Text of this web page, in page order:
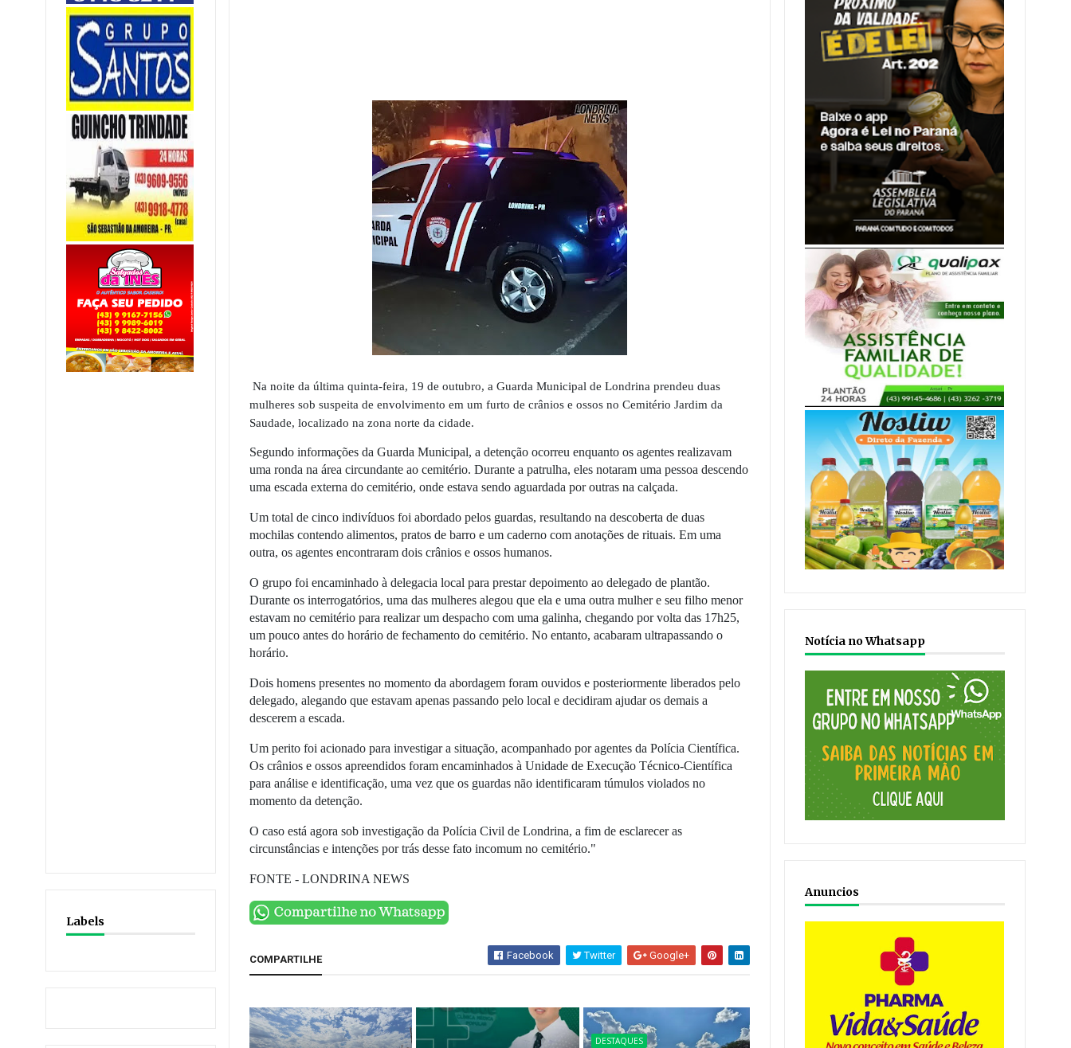
Labels
Na noite da última quinta-feira, 19 de outubro, a Guarda Municipal de Londrina prendeu duas
mulheres sob suspeita de envolvimento em um furto de crânios e ossos no Cemitério Jardim da
Saudade, localizado na zona norte da cidade.
Segundo informações da Guarda Municipal, a detenção ocorreu enquanto os agentes realizavam
uma ronda na área circundante ao cemitério. Durante a patrulha, eles notaram uma pessoa descendo
uma escada externa do cemitério, onde estava sendo aguardada por outras na calçada.
Um total de cinco indivíduos foi abordado pelos guardas, resultando na descoberta de duas
mochilas contendo alimentos, pratos de barro e um caderno com anotações de rituais. Em uma
outra, os agentes encontraram dois crânios e ossos humanos.
O grupo foi encaminhado à delegacia local para prestar depoimento ao delegado de plantão.
Durante os interrogatórios, uma das mulheres alegou que ela e uma outra mulher e seu filho menor
estavam no cemitério para realizar um despacho com uma galinha, chegando por volta das 17h25,
um pouco antes do horário de fechamento do cemitério. No entanto, acabaram ultrapassando o
horário.
Dois homens presentes no momento da abordagem foram ouvidos e posteriormente liberados pelo
delegado, alegando que estavam apenas passando pelo local e decidiram ajudar os demais a
descerem a escada.
Um perito foi acionado para investigar a situação, acompanhado por agentes da Polícia Científica.
Os crânios e ossos apreendidos foram encaminhados à Unidade de Execução Técnico-Científica
para análise e identificação, uma vez que os guardas não identificaram túmulos violados no
momento da detenção.
O caso está agora sob investigação da Polícia Civil de Londrina, a fim de esclarecer as
circunstâncias e intenções por trás desse fato incomum no cemitério."
FONTE - LONDRINA NEWS
COMPARTILHE Facebook Twitter Google+
DESTAQUES
Notícia no Whatsapp
Anuncios